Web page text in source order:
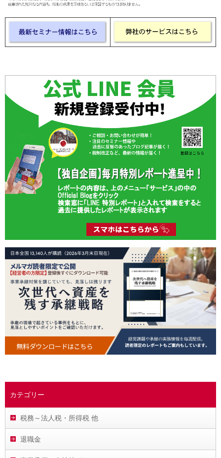
カテゴリー
税務～法人税・所得税 他
退職金